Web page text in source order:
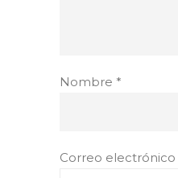
Nombre *
Correo electrónico